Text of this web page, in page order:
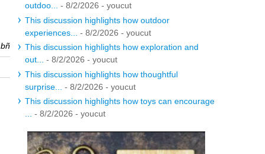
bñ
outdoo...
- 8/2/2026 - youcut
This discussion highlights how outdoor
experiences...
- 8/2/2026 - youcut
This discussion highlights how exploration and
out...
- 8/2/2026 - youcut
This discussion highlights how thoughtful
surprise...
- 8/2/2026 - youcut
This discussion highlights how toys can encourage
- 8/2/2026 - youcut